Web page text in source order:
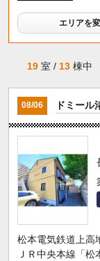
エリアを
19 室 / 13 棟中
08/06 ドミー
松本電気鉄道上高
ＪＲ中央本線「松